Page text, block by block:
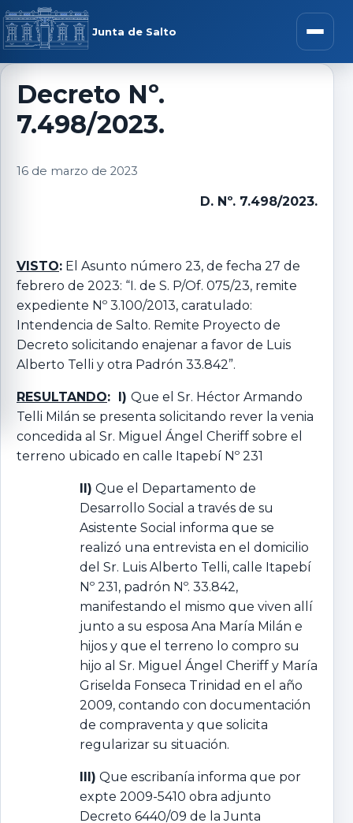
Saltar al contenido
Junta de Salto Abrir
menú
Decreto Nº.
7.498/2023.
16 de marzo de 2023
D. Nº. 7.498/2023.
VISTO: El Asunto número 23, de fecha 27 de
febrero de 2023: “I. de S. P/Of. 075/23, remite
expediente Nº 3.100/2013, caratulado:
Intendencia de Salto. Remite Proyecto de
Decreto solicitando enajenar a favor de Luis
Alberto Telli y otra Padrón 33.842”.
RESULTANDO: I) Que el Sr. Héctor Armando
Telli Milán se presenta solicitando rever la venia
concedida al Sr. Miguel Ángel Cheriff sobre el
terreno ubicado en calle Itapebí Nº 231
II) Que el Departamento de
Desarrollo Social a través de su
Asistente Social informa que se
realizó una entrevista en el domicilio
del Sr. Luis Alberto Telli, calle Itapebí
Nº 231, padrón Nº. 33.842,
manifestando el mismo que viven allí
junto a su esposa Ana María Milán e
hijos y que el terreno lo compro su
hijo al Sr. Miguel Ángel Cheriff y María
Griselda Fonseca Trinidad en el año
2009, contando con documentación
de compraventa y que solicita
regularizar su situación.
III) Que escribanía informa que por
expte 2009-5410 obra adjunto
Decreto 6440/09 de la Junta